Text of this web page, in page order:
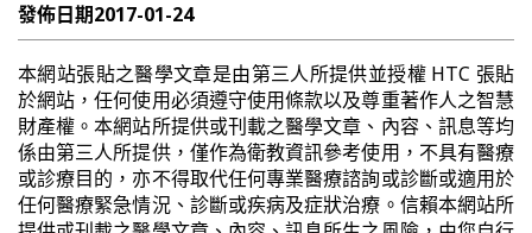
發佈日期2017-01-24
本網站張貼之醫學文章是由第三人所提供並授權 HTC 張貼
於網站，任何使用必須遵守使用條款以及尊重著作人之智慧
財產權。本網站所提供或刊載之醫學文章、內容、訊息等均
係由第三人所提供，僅作為衛教資訊參考使用，不具有醫療
或診療目的，亦不得取代任何專業醫療諮詢或診斷或適用於
任何醫療緊急情況、診斷或疾病及症狀治療。信賴本網站所